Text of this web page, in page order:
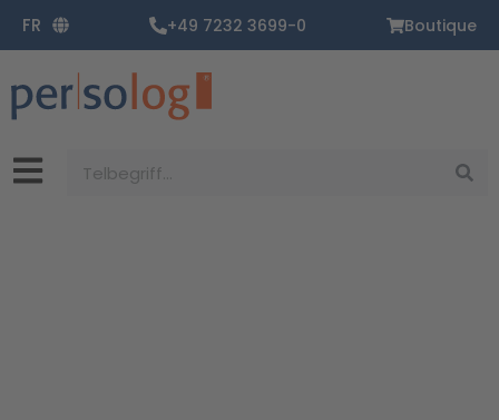
contenu
FR +49 7232 3699-0 Boutique